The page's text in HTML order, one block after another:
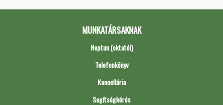
MUNKATÁRSAKNAK
Neptun (oktatói)
Telefonkönyv
Kancellária
Segítségkérés